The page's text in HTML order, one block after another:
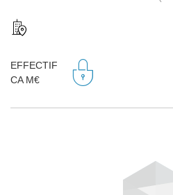
EFFECTIF
CA M€